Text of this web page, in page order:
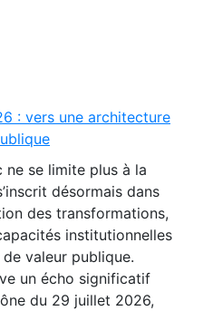
: vers une architecture
ne se limite plus à la
désormais dans
des transformations,
institutionnelles
valeur publique.
un écho significatif
du 29 juillet 2026,